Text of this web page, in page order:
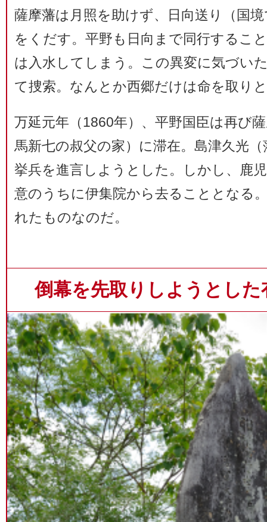
薩摩藩は月照を助けず、日向送り（国
をくだす。平野も日向まで同行するこ
は入水してしまう。この異変に気づい
て捜索。なんとか西郷だけは命を取り
万延元年（1860年）、平野国臣は再び
馬新七の叔父の家）に滞在。島津久光
挙兵を進言しようとした。しかし、鹿
意のうちに伊集院から去ることとなる
れたものなのだ。
倒幕を先取りしようとし